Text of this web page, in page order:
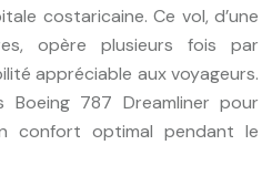
costaricaine. Ce vol, d’une
opère plusieurs fois par
appréciable aux voyageurs.
Boeing 787 Dreamliner pour
confort optimal pendant le